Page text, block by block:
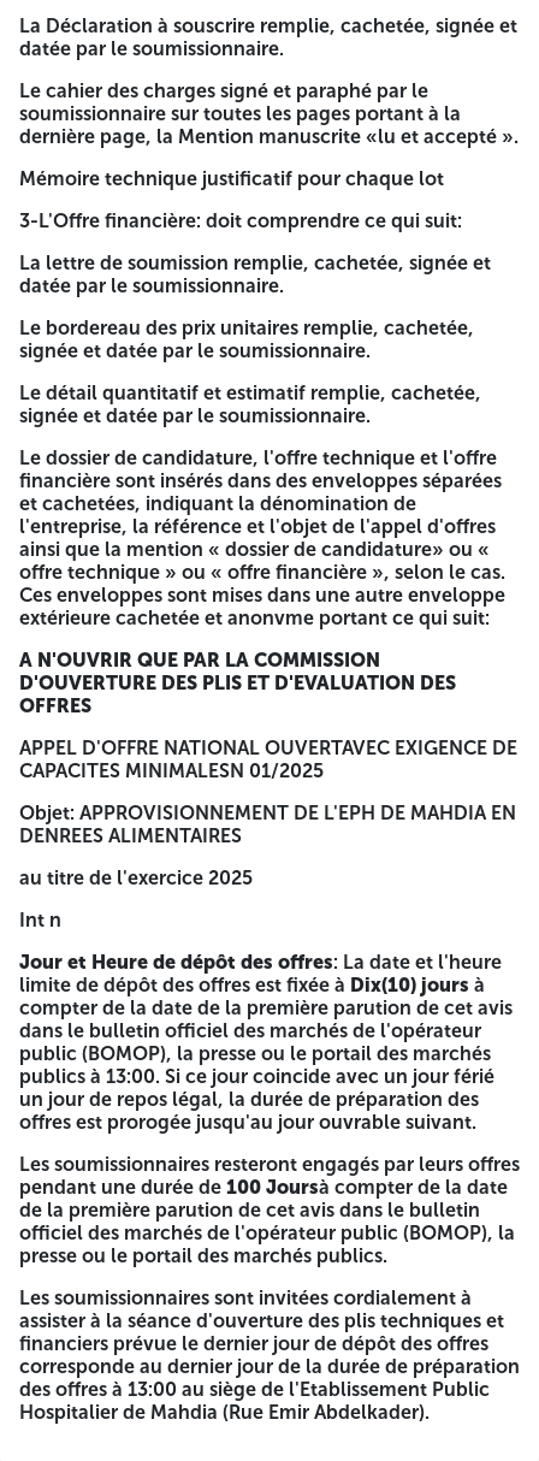
➤ Lot n°05:Pain et gâteaux
d'offre national Ouvert(ou son représentant dûment
désigné, habilité-muni d'une procuration écrite-) peuvent
retirer le cahier des charges de la sous direction des
contre le paiement d'un Montant de Deux milles (2.000,00)
dinars, auprès du Monsieur le Trésorier intercommunal de
la daïra de MAHDIA, ce montant non remboursable,
représente les frais de documentation, et fournir le dossier
indiqué ci-dessous:
1-Le Dossier De Candidature: doit comprendre ce qui suit:
-Une déclaration de candidature remplie, cachetée, signée
et datée par le soumissionnaire.
-Déclaration de probité remplie, cachetée, signée et datée
par le soumissionnaire.
-Copie du Statut de l'entreprise pour les personnes
morales.
-Les documents relatifs aux pouvoirs habilitant les
personnes à engager l'entreprise
Capacités professionnelis:
-Copie du registre de commerce électronique
Capacités financières :
-Copies des Bilans financiers des 03 dernières années,
visées par les services des impôtsouC 20.
Capacités techniques:
etassurance en cours de validitéde propriétairelejour
des attestations de bonne exécution délivrées par les
maîtres d'ouvrages moins de cinq ans.
• Engagement des délais de Livraison;
• Ordre de versement des frais de cahier des charges.
2-L'Offre technique: doit comprendre ce qui suit:
La Déclaration à souscrire remplie, cachetée, signée et
datée par le soumissionnaire.
Le cahier des charges signé et paraphé par le
soumissionnaire sur toutes les pages portant à la dernière
page, la Mention manuscrite «lu et accepté ».
Mémoire technique justificatif pour chaque lot
3-L'Offre financière: doit comprendre ce qui suit:
La lettre de soumission remplie, cachetée, signée et datée
par le soumissionnaire.
La Déclaration à souscrire remplie, cachetée, signée et
datée par le soumissionnaire.
Le cahier des charges signé et paraphé par le
soumissionnaire sur toutes les pages portant à la
dernière page, la Mention manuscrite «lu et accepté ».
Mémoire technique justificatif pour chaque lot
3-L'Offre financière: doit comprendre ce qui suit:
La lettre de soumission remplie, cachetée, signée et
datée par le soumissionnaire.
Le bordereau des prix unitaires remplie, cachetée,
signée et datée par le soumissionnaire.
Le détail quantitatif et estimatif remplie, cachetée,
signée et datée par le soumissionnaire.
Le dossier de candidature, l'offre technique et l'offre
financière sont insérés dans des enveloppes séparées
et cachetées, indiquant la dénomination de
l'entreprise, la référence et l'objet de l'appel d'offres
ainsi que la mention « dossier de candidature» ou «
offre technique » ou « offre financière », selon le cas.
Ces enveloppes sont mises dans une autre enveloppe
extérieure cachetée et anonvme portant ce qui suit:
A N'OUVRIR QUE PAR LA COMMISSION
D'OUVERTURE DES PLIS ET D'EVALUATION DES
OFFRES
APPEL D'OFFRE NATIONAL OUVERTAVEC EXIGENCE DE
CAPACITES MINIMALESN 01/2025
Objet: APPROVISIONNEMENT DE L'EPH DE MAHDIA EN
DENREES ALIMENTAIRES
au titre de l'exercice 2025
Int n
Jour et Heure de dépôt des offres: La date et l'heure
limite de dépôt des offres est fixée à Dix(10) jours à
compter de la date de la première parution de cet avis
dans le bulletin officiel des marchés de l'opérateur
public (BOMOP), la presse ou le portail des marchés
publics à 13:00. Si ce jour coincide avec un jour férié
un jour de repos légal, la durée de préparation des
offres est prorogée jusqu'au jour ouvrable suivant.
Les soumissionnaires resteront engagés par leurs offres
pendant une durée de 100 Joursà compter de la date
de la première parution de cet avis dans le bulletin
officiel des marchés de l'opérateur public (BOMOP), la
presse ou le portail des marchés publics.
Les soumissionnaires sont invitées cordialement à
assister à la séance d'ouverture des plis techniques et
financiers prévue le dernier jour de dépôt des offres
corresponde au dernier jour de la durée de préparation
des offres à 13:00 au siège de l'Etablissement Public
Hospitalier de Mahdia (Rue Emir Abdelkader).